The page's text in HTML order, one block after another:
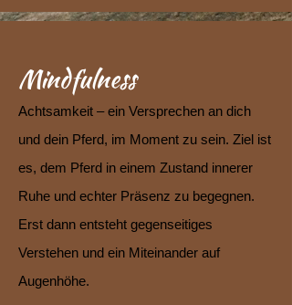
Mindfulness
Achtsamkeit – ein Versprechen an dich
und dein Pferd, im Moment zu sein. Ziel ist
es, dem Pferd in einem Zustand innerer
Ruhe und echter Präsenz zu begegnen.
Erst dann entsteht gegenseitiges
Verstehen und ein Miteinander auf
Augenhöhe.